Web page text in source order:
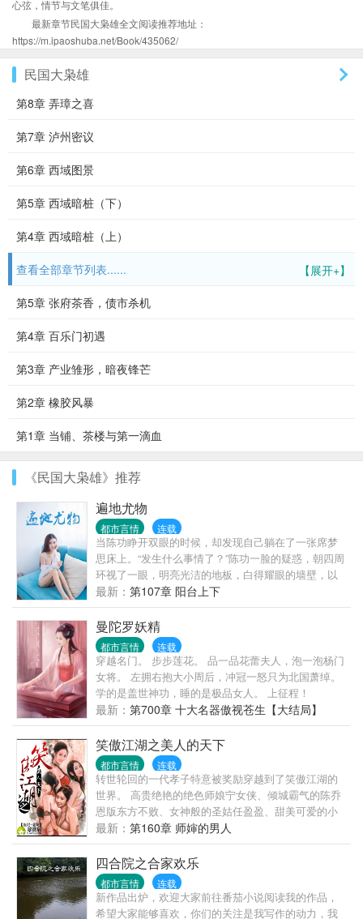
心弦，情节与文笔俱佳。
最新章节民国大枭雄全文阅读推荐地址：
https://m.ipaoshuba.net/Book/435062/
民国大枭雄
第8章 弄璋之喜
第7章 泸州密议
第6章 西域图景
第5章 西域暗桩（下）
第4章 西域暗桩（上）
【展开+】
查看全部章节列表......
第5章 张府茶香，债市杀机
第4章 百乐门初遇
第3章 产业雏形，暗夜锋芒
第2章 橡胶风暴
第1章 当铺、茶楼与第一滴血
《民国大枭雄》推荐
遍地尤物
都市言情 连载
当陈功睁开双眼的时候，却发现自己躺在了一张席梦
思床上。“发生什么事情了？”陈功一脸的疑惑，朝四周
环视了一眼，明亮光洁的地板，白得耀眼的墙壁，以
及透过了宽敞的玻璃，就可以看到一个妙曼的身影，
正伫立在阳台前面，似乎在思虑着什么。
最新： 第107章 阳台上下
曼陀罗妖精
都市言情 连载
穿越名门。 步步莲花。 品一品花蕾夫人，泡一泡杨门
女将。 左拥右抱大小周后，冲冠一怒只为北国萧绰。
学的是盖世神功，睡的是极品女人。 上征程！
最新： 第700章 十大名器傲视苍生【大结局】
笑傲江湖之美人的天下
都市言情 连载
转世轮回的一代孝子特意被奖励穿越到了笑傲江湖的
世界。 高贵绝艳的绝色师娘宁女侠、倾城霸气的陈乔
恩版东方不败、女神般的圣姑任盈盈、甜美可爱的小
师妹、秀气娇羞的仪琳、王菲版的绝色师太、美人多
多、笑傲整个江湖。 女女全收无雷无郁闷，笑看屌丝
令狐冲如何翻身收尽天下美人，组建庞大的后宫王
朝。征战天下，武林至尊，后宫群芳，亲2013你穿越
了吗？
最新： 第160章 师婶的男人
四合院之合家欢乐
都市言情 连载
新作品出炉，欢迎大家前往番茄小说阅读我的作品，
希望大家能够喜欢，你们的关注是我写作的动力，我